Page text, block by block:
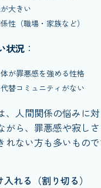
大きい
性（職場・家族など）
状況 ：
が罪悪感を強める性格
替コミュニティがない
、人間関係の悩みに
がら、罪悪感や寂し
ない方も多いもので
れる（割り切る）